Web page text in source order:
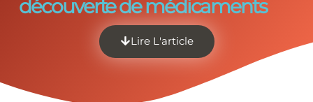
découverte de médicaments
Lire L'article